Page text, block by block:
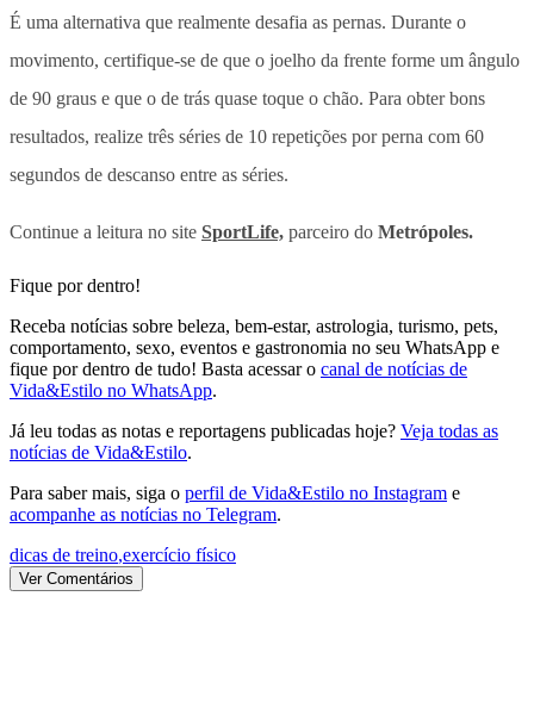
É uma alternativa que realmente desafia as pernas. Durante o
movimento, certifique-se de que o joelho da frente forme um ângulo
de 90 graus e que o de trás quase toque o chão. Para obter bons
resultados, realize três séries de 10 repetições por perna com 60
segundos de descanso entre as séries.
Continue a leitura no site SportLife, parceiro do Metrópoles.
Fique por dentro!
Receba notícias sobre beleza, bem-estar, astrologia, turismo, pets,
comportamento, sexo, eventos e gastronomia no seu WhatsApp e
fique por dentro de tudo! Basta acessar o canal de notícias de
Vida&Estilo no WhatsApp.
Já leu todas as notas e reportagens publicadas hoje? Veja todas as
notícias de Vida&Estilo.
Para saber mais, siga o perfil de Vida&Estilo no Instagram e
acompanhe as notícias no Telegram.
dicas de treino,exercício físico
Ver Comentários